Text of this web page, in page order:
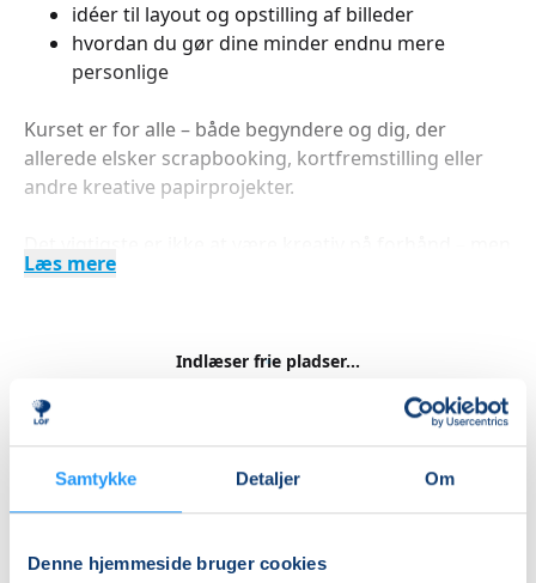
Samtykke Detaljer Om
Denne hjemmeside bruger cookies
idéer til layout og opstilling af billeder
hvordan du gør dine minder endnu mere
personlige
Kurset er for alle – både begyndere og dig, der
allerede elsker scrapbooking, kortfremstilling eller
andre kreative papirprojekter.
at have lyst til at skabe noget personligt og hyggeligt.
fællesskab og masser af gode idéer.
Undervisningen varetages af Annette Lundgaard fra
Create Joy.
underviseren.
Læs mere
Indlæser frie pladser...
Betal med